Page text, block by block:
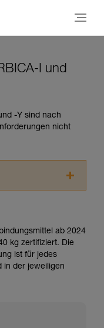
I und
-Y sind nach
nicht
Sie zuerst die in
haben.
setzt eine
ab 2024
kg zertifiziert. Die
ist für jedes
in der jeweiligen